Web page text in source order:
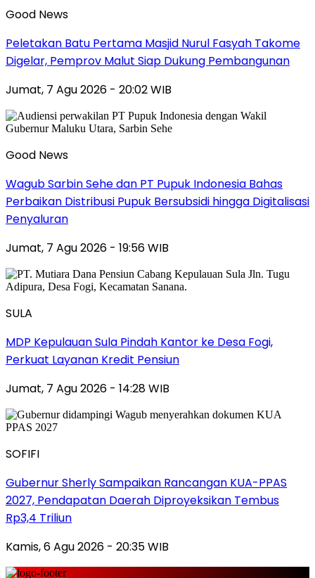
Good News
Peletakan Batu Pertama Masjid Nurul Fasyah Takome
Digelar, Pemprov Malut Siap Dukung Pembangunan
Jumat, 7 Agu 2026 - 20:02 WIB
Good News
Wagub Sarbin Sehe dan PT Pupuk Indonesia Bahas
Perbaikan Distribusi Pupuk Bersubsidi hingga Digitalisasi
Penyaluran
Jumat, 7 Agu 2026 - 19:56 WIB
SULA
MDP Kepulauan Sula Pindah Kantor ke Desa Fogi,
Perkuat Layanan Kredit Pensiun
Jumat, 7 Agu 2026 - 14:28 WIB
SOFIFI
Gubernur Sherly Sampaikan Rancangan KUA-PPAS
2027, Pendapatan Daerah Diproyeksikan Tembus
Rp3,4 Triliun
Kamis, 6 Agu 2026 - 20:35 WIB